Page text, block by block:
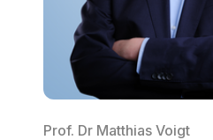
Prof. Dr Matthias Voigt